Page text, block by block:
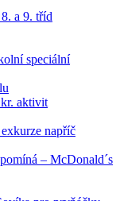
a 9. tříd
speciální
aktivit
napříč
– McDonald´s